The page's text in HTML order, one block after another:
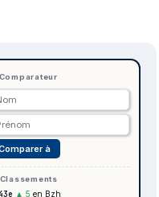
à
Classements
▲ 5 en Bzh